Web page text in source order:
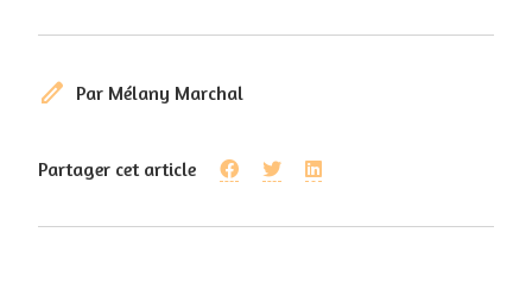
edit Par Mélany Marchal
Partager cet article